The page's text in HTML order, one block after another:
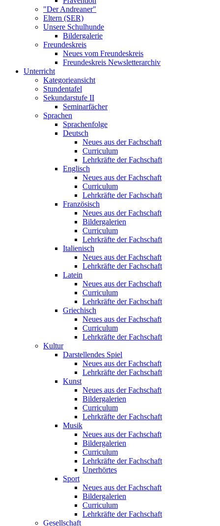
"Der Andreaner"
Eltern (SER)
Unsere Schulhunde
Bildergalerie
Freundeskreis
Neues vom Freundeskreis
Freundeskreis Newsletterarchiv
Unterricht
Kategorieansicht
Stundentafel
Sekundarstufe II
Seminarfächer
Sprachen
Sprachenfolge
Deutsch
Neues aus der Fachschaft
Curriculum
Lehrkräfte der Fachschaft
Englisch
Neues aus der Fachschaft
Curriculum
Lehrkräfte der Fachschaft
Französisch
Neues aus der Fachschaft
Bildergalerien
Curriculum
Lehrkräfte der Fachschaft
Italienisch
Neues aus der Fachschaft
Lehrkräfte der Fachschaft
Latein
Neues aus der Fachschaft
Curriculum
Lehrkräfte der Fachschaft
Griechisch
Neues aus der Fachschaft
Curriculum
Lehrkräfte der Fachschaft
Kultur
Darstellendes Spiel
Neues aus der Fachschaft
Lehrkräfte der Fachschaft
Kunst
Neues aus der Fachschaft
Bildergalerien
Curriculum
Lehrkräfte der Fachschaft
Musik
Neues aus der Fachschaft
Bildergalerien
Curriculum
Lehrkräfte der Fachschaft
Unerhörtes
Sport
Neues aus der Fachschaft
Bildergalerien
Curriculum
Lehrkräfte der Fachschaft
Gesellschaft